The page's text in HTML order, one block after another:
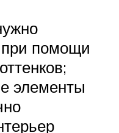
помощи
элементы